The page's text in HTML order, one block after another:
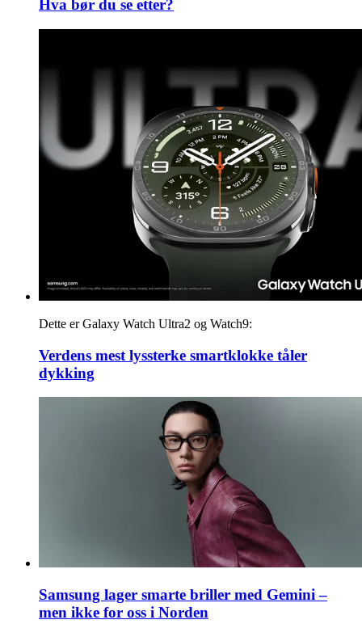
Hva bør du se etter?
Dette er Galaxy Watch Ultra2 og Watch9:
Verdens mest lyssterke smartklokke tåler
dykking
Samsung lager smarte briller med Gemini –
men ikke for oss i Norden